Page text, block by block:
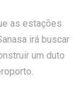
as estações
irá buscar
um duto